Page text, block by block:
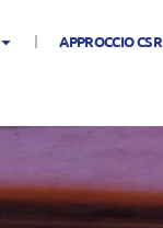
APPROCCIO CSR